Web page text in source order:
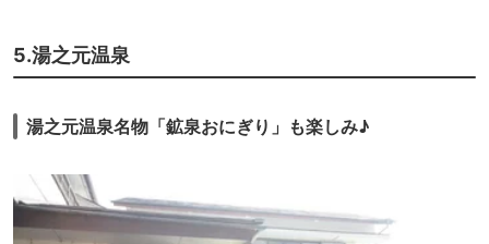
5.湯之元温泉
湯之元温泉名物「鉱泉おにぎり」も楽しみ♪